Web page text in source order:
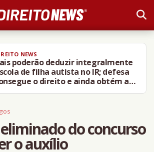
NEWS
poderão deduzir integralmente
de filha autista no IR; defesa
o direito e ainda obtém a
dos últimos 5 anos
do concurso
o auxílio